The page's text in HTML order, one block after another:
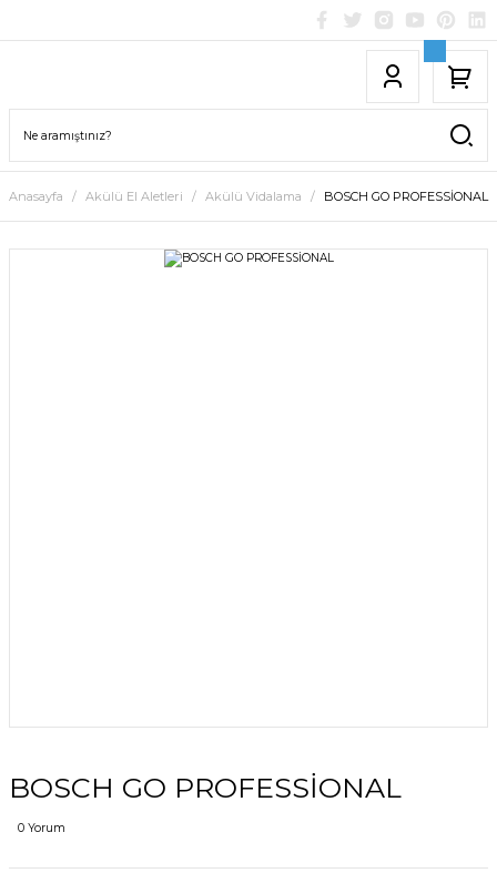
Anasayfa Akülü El Aletleri Akülü Vidalama BOSCH GO PROFESSİONAL
BOSCH GO PROFESSİONAL
0 Yorum